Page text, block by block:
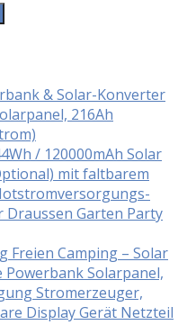
& Solar-Konverter
216Ah
/ 120000mAh Solar
mit faltbarem
Garten Party
Freien Camping – Solar
Solarpanel,
Stromerzeuger,
Display Gerät Netzteil